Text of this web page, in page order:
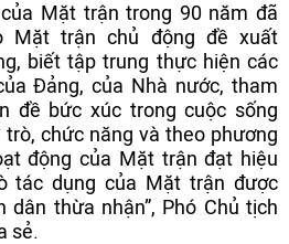
Mặt trận trong 90 năm đã
Mặt trận chủ động đề xuất
biết tập trung thực hiện các
Đảng, của Nhà nước, tham
đề bức xúc trong cuộc sống
chức năng và theo phương
động của Mặt trận đạt hiệu
tác dụng của Mặt trận được
dân thừa nhận”, Phó Chủ tịch
sẻ.